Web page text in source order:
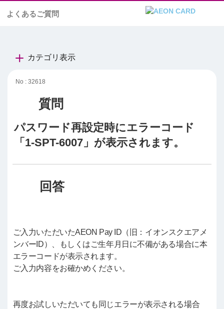
よくあるご質問
カテゴリ表示
No : 32618
パスワード再設定時にエラーコード
「1-SPT-6007」が表示されます。
ご入力いただいたAEON Pay ID（旧：イオンスクエアメ
ンバーID）、もしくはご生年月日に不備がある場合に本
エラーコードが表示されます。
ご入力内容をお確かめください。
再度お試しいただいても同じエラーが表示される場合